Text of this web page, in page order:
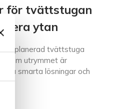
för tvättstugan
ytan
välplanerad tvättstuga
om utrymmet är
smarta lösningar och